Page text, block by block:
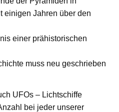
einigen Jahren über den
einer prähistorischen
muss neu geschrieben
UFOs – Lichtschiffe
bei jeder unserer